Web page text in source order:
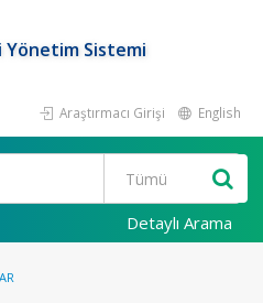
Yönetim Sistemi
Araştırmacı Girişi English
Detaylı Arama